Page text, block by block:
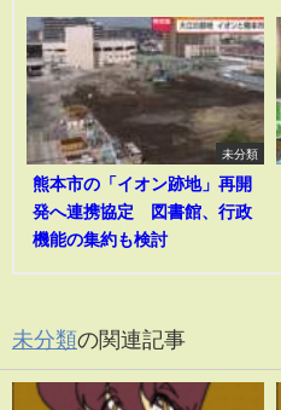
未分類
熊本市の「イオン跡地」再開
発へ連携協定 図書館、行政
機能の集約も検討
未分類の関連記事